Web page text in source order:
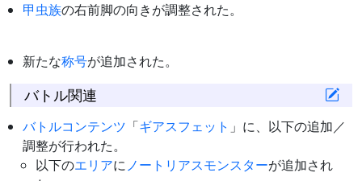
甲虫族の右前脚の向きが調整された。
新たな称号が追加された。
バトル関連
バトルコンテンツ 「ギアスフェット 」に、以下の追加／
調整が行われた。
以下のエリアにノートリアスモンスターが追加され